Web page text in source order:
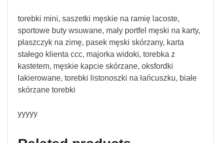
torebki mini, saszetki męskie na ramię lacoste,
sportowe buty wsuwane, mały portfel męski na karty,
płaszczyk na zimę, pasek męski skórzany, karta
stałego klienta ccc, majorka widoki, torebka z
kastetem, męskie kapcie skórzane, oksfordki
lakierowane, torebki listonoszki na łańcuszku, białe
skórzane torebki
yyyyy